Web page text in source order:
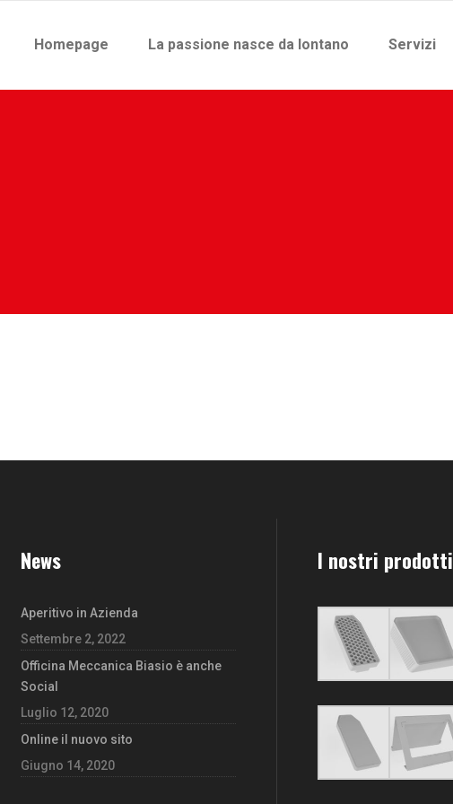
Homepage La passione nasce da lontano Servizi
News
Aperitivo in Azienda
Settembre 2, 2022
Officina Meccanica Biasio è anche
Social
Luglio 12, 2020
Online il nuovo sito
Giugno 14, 2020
I nostri prodotti